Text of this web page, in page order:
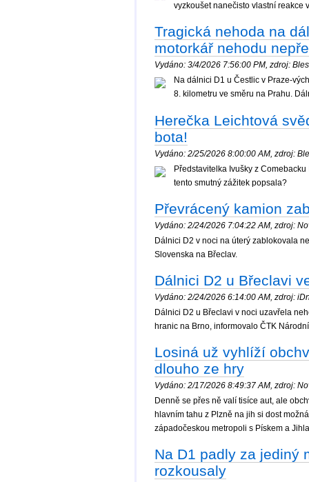
vyzkoušet nanečisto vlastní reakce
Tragická nehoda na
motorkář nehodu
Vydáno: 3/4/2026 7:56:00 PM, zdroj:
Na dálnici D1 u Čestlic v Praze-
8. kilometru ve směru na Prahu.
Herečka Leichtová
bota!
Vydáno: 2/25/2026 8:00:00 AM, zdroj:
Představitelka Ivušky z
tento smutný zážitek popsala?
Převrácený kamion
Vydáno: 2/24/2026 7:04:22 AM, zdroj:
Dálnici D2 v noci na úterý zablokovala
Slovenska na Břeclav.
Dálnici D2 u Břeclavi
Vydáno: 2/24/2026 6:14:00 AM, zdroj:
Dálnici D2 u Břeclavi v noci uzavřela
hranic na Brno, informovalo ČTK
Losiná už vyhlíží
dlouho ze hry
Vydáno: 2/17/2026 8:49:37 AM, zdroj:
Denně se přes ně valí tisíce aut, ale
hlavním tahu z Plzně na jih si dost
západočeskou metropoli s Pískem a
Na D1 padly za jediný
rozkousaly